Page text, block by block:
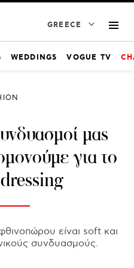
GREECE
WEDDINGS VOGUE TV
μας
για το
είναι soft και
συνδυασμούς.